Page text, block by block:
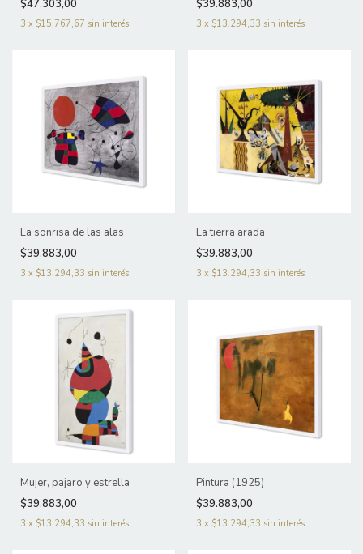
$47.303,00
3 x $15.767,67 sin interés
$39.883,00
3 x $13.294,33 sin interés
La sonrisa de las alas
$39.883,00
3 x $13.294,33 sin interés
La tierra arada
$39.883,00
3 x $13.294,33 sin interés
Mujer, pajaro y estrella
$39.883,00
3 x $13.294,33 sin interés
Pintura (1925)
$39.883,00
3 x $13.294,33 sin interés